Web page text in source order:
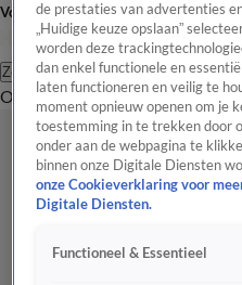
Volg Hart van Nederland
Zoeken
OverzichtRegioUitzendingen
de prestaties van advertenties
„Huidige keuze opslaan”
worden deze
dan enkel functionele en
laten functioneren en veilig te
moment opnieuw openen om je
toestemming in te trekken door
onder aan de webpagina te
binnen onze Digitale Diensten
onze Cookieverklaring voor
Digitale Diensten.
Functioneel & Essentieel